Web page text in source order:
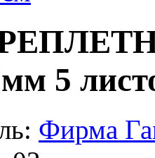
5
Фирма